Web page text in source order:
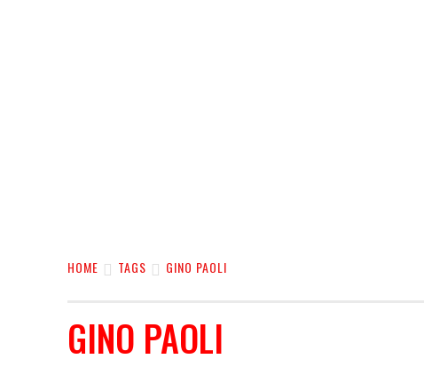
HOME TAGS GINO PAOLI
GINO PAOLI